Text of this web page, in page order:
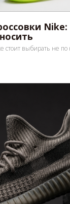
Nike:
стоит выбирать не по